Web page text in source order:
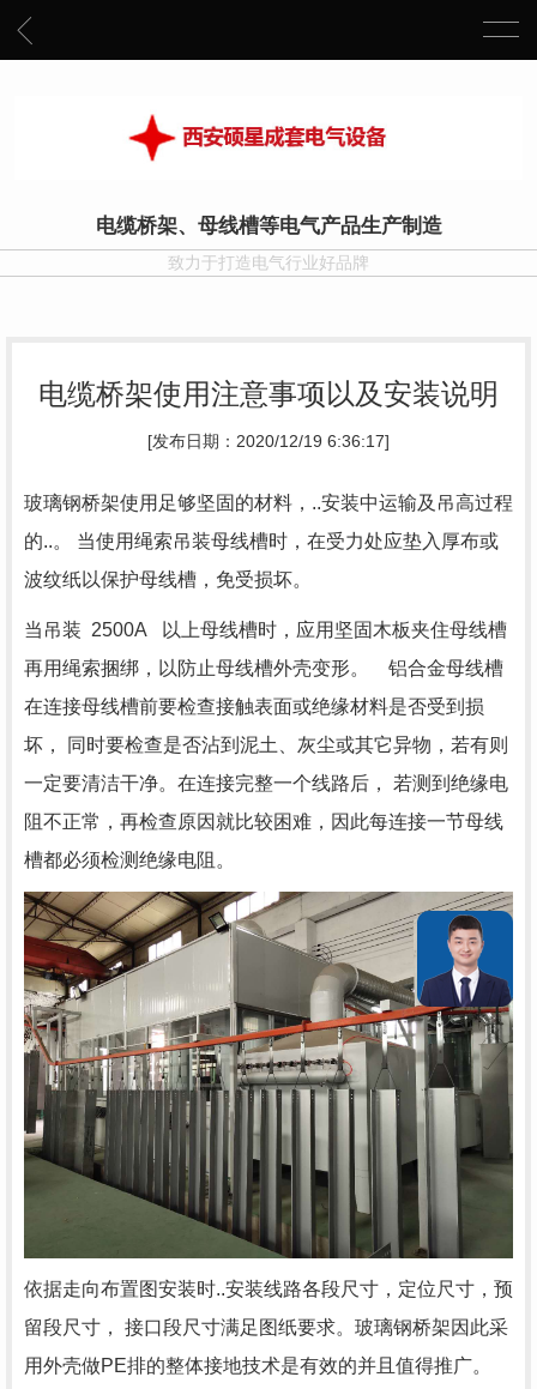
电缆桥架、母线槽等电气产品生产制造
致力于打造电气行业好品牌
电缆桥架使用注意事项以及安装说明
[发布日期：2020/12/19 6:36:17]
玻璃钢桥架使用足够坚固的材料，..安装中运输及吊高过程
的..。 当使用绳索吊装母线槽时，在受力处应垫入厚布或
波纹纸以保护母线槽，免受损坏。
当吊装 2500A 以上母线槽时，应用坚固木板夹住母线槽
再用绳索捆绑，以防止母线槽外壳变形。 铝合金母线槽
在连接母线槽前要检查接触表面或绝缘材料是否受到损
坏， 同时要检查是否沾到泥土、灰尘或其它异物，若有则
一定要清洁干净。在连接完整一个线路后， 若测到绝缘电
阻不正常，再检查原因就比较困难，因此每连接一节母线
槽都必须检测绝缘电阻。
依据走向布置图安装时..安装线路各段尺寸，定位尺寸，预
留段尺寸， 接口段尺寸满足图纸要求。玻璃钢桥架因此采
用外壳做PE排的整体接地技术是有效的并且值得推广。